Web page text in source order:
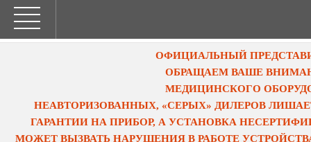
ОФИЦИАЛЬНЫЙ
ОБРАЩАЕМ ВАШЕ
МЕДИЦИНСКОГО
НЕАВТОРИЗОВАННЫХ, «СЕРЫХ» ДИЛЕРОВ
ГАРАНТИИ НА ПРИБОР, А УСТАНОВКА
МОЖЕТ ВЫЗВАТЬ НАРУШЕНИЯ В РАБОТЕ